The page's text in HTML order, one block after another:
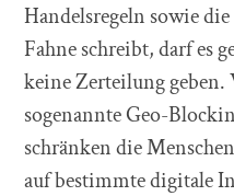
Handelsregeln sowie
Fahne schreibt, darf es
keine Zerteilung geben.
sogenannte Geo-
schränken die
auf bestimmte digitale